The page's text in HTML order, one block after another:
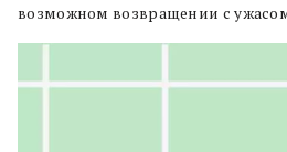
возможном возвращении с